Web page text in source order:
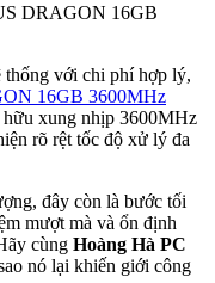
DRAGON 16GB
thống với chi phí hợp lý,
16GB 3600MHz
hữu xung nhịp 3600MHz
rõ rệt tốc độ xử lý đa
đây còn là bước tối
mượt mà và ổn định
cùng Hoàng Hà PC
nó lại khiến giới công